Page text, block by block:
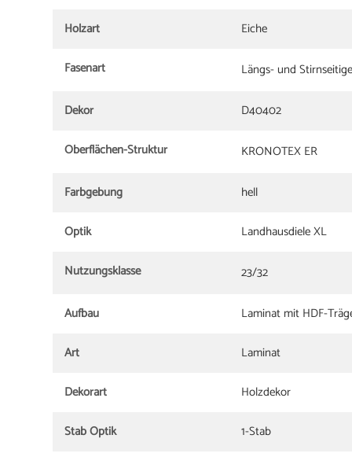
Holzart
Eiche
Fasenart
Längs- und
Dekor
D40402
Oberflächen-Struktur
KRONOTEX ER
Farbgebung
hell
Optik
Landhausdiele XL
Nutzungsklasse
23/32
Aufbau
Laminat mit HDF-
Art
Laminat
Dekorart
Holzdekor
Stab Optik
1-Stab